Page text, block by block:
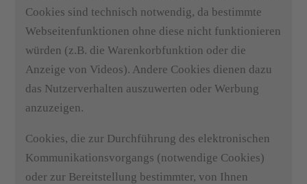
Cookies sind technisch notwendig, da bestimmte
Webseitenfunktionen ohne diese nicht funktionieren
würden (z.B. die Warenkorbfunktion oder die
Anzeige von Videos). Andere Cookies dienen dazu
das Nutzerverhalten auszuwerten oder Werbung
anzuzeigen.
Cookies, die zur Durchführung des elektronischen
Kommunikationsvorgangs (notwendige Cookies)
oder zur Bereitstellung bestimmter, von Ihnen